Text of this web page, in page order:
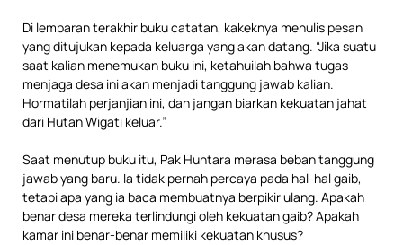
Di lembaran terakhir buku catatan, kakeknya menulis pesan
yang ditujukan kepada keluarga yang akan datang. “Jika suatu
saat kalian menemukan buku ini, ketahuilah bahwa tugas
menjaga desa ini akan menjadi tanggung jawab kalian.
Hormatilah perjanjian ini, dan jangan biarkan kekuatan jahat
dari Hutan Wigati keluar.”
Saat menutup buku itu, Pak Huntara merasa beban tanggung
jawab yang baru. Ia tidak pernah percaya pada hal-hal gaib,
tetapi apa yang ia baca membuatnya berpikir ulang. Apakah
benar desa mereka terlindungi oleh kekuatan gaib? Apakah
kamar ini benar-benar memiliki kekuatan khusus?